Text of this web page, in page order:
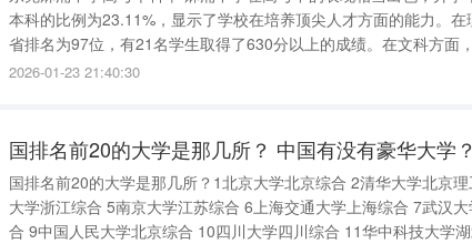
本科的比例为23.11%，显示了学校在培养顶尖人才方面的能力。
省排名为97位，有21名学生取得了630分以上的成绩。在文科方面
847位，有7名学生取得了600分以上的成绩。 此外，学校在高优上线方面也取得了显著成绩，其
2026-01-23 21:40:30
国排名前20的大学是那几所？ 中国有没有豪华大学？
国排名前20的大学是那几所？1北京大学北京综合 2清华大学北京
大学浙江综合 5南京大学江苏综合 6上海交通大学上海综合 7武汉
合 9中国人民大学北京综合 10四川大学四川综合 11华中科技大学